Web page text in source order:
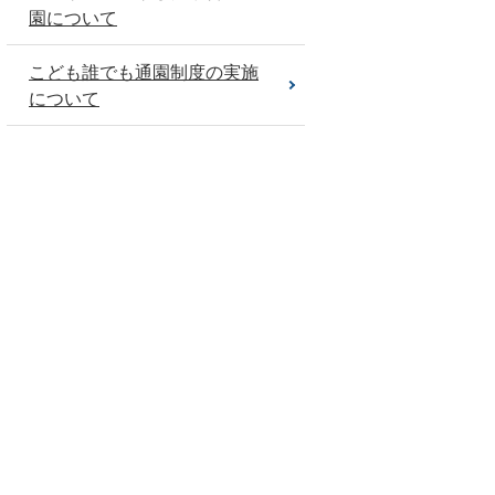
園について
こども誰でも通園制度の実施
について